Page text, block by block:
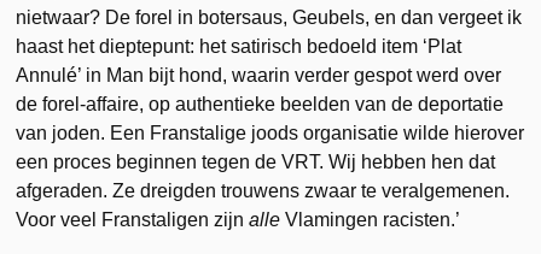
nietwaar? De forel in botersaus, Geubels, en dan vergeet ik
haast het dieptepunt: het satirisch bedoeld item ‘Plat
Annulé’ in Man bijt hond, waarin verder gespot werd over
de forel-affaire, op authentieke beelden van de deportatie
van joden. Een Franstalige joods organisatie wilde hierover
een proces beginnen tegen de VRT. Wij hebben hen dat
afgeraden. Ze dreigden trouwens zwaar te veralgemenen.
Voor veel Franstaligen zijnalle Vlamingen racisten.’